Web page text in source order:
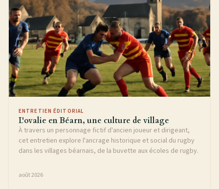
ENTRETIEN ÉDITORIAL
L'ovalie en Béarn, une culture de village
À travers un personnage fictif d'ancien joueur et dirigeant,
cet entretien explore l'ancrage historique et social du rugby
dans les villages béarnais, de la buvette aux écoles de rugby.
août 2026